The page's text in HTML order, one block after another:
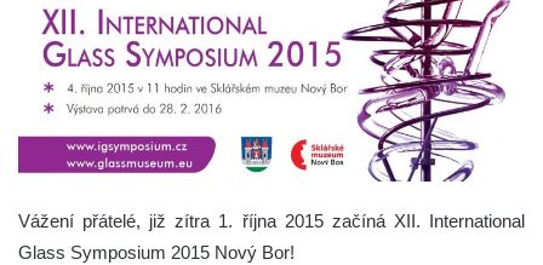
Vážení přátelé, již zítra 1. října 2015 začíná XII. International
Glass Symposium 2015 Nový Bor!